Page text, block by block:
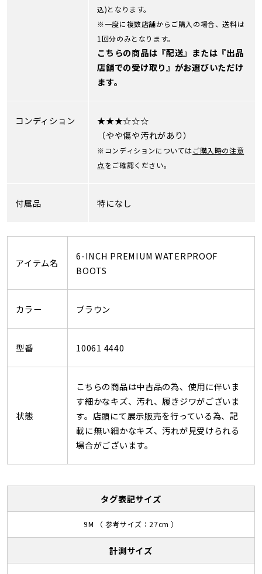
込)となります。
※一度に複数店舗からご購入の場合、送料は
1回分のみとなります。
こちらの商品は『配送』または『出品
店舗での受け取り』がお選びいただけ
ます。
コンディション
★★★☆☆☆
（やや傷や汚れがあり）
※コンディションについてはご購入時の注意
点をご確認ください。
付属品 特になし
アイテム名
6-INCH PREMIUM WATERPROOF
BOOTS
カラー ブラウン
型番 10061 4440
状態
こちらの商品は中古品の為、使用に伴いま
す細かなキズ、汚れ、履きジワがございま
す。店頭にて展示販売を行っている為、記
載に無い細かなキズ、汚れが見受けられる
場合がございます。
タグ表記サイズ
9M （ 参考サイズ：27cm ）
計測サイズ